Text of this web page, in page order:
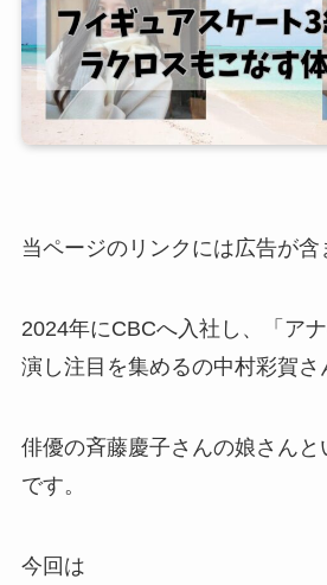
当ページのリンクには広告が含
2024年にCBCへ入社し、「ア
演し注目を集めるの中村彩賀さ
俳優の斉藤慶子さんの娘さんと
です。
今回は